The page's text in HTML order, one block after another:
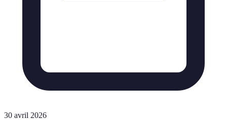
30 avril 2026